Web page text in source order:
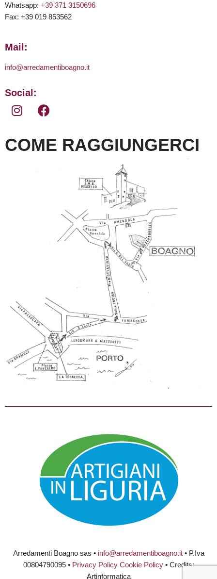
Whatsapp: +39 371 3150696
Fax: +39 019 853562
Mail:
info@arredamentiboagno.it
Social:
COME RAGGIUNGERCI
Arredamenti Boagno sas • info@arredamentiboagno.it• P.Iva
00804790095 • Privacy Policy Cookie Policy• Credits:
Artinformatica